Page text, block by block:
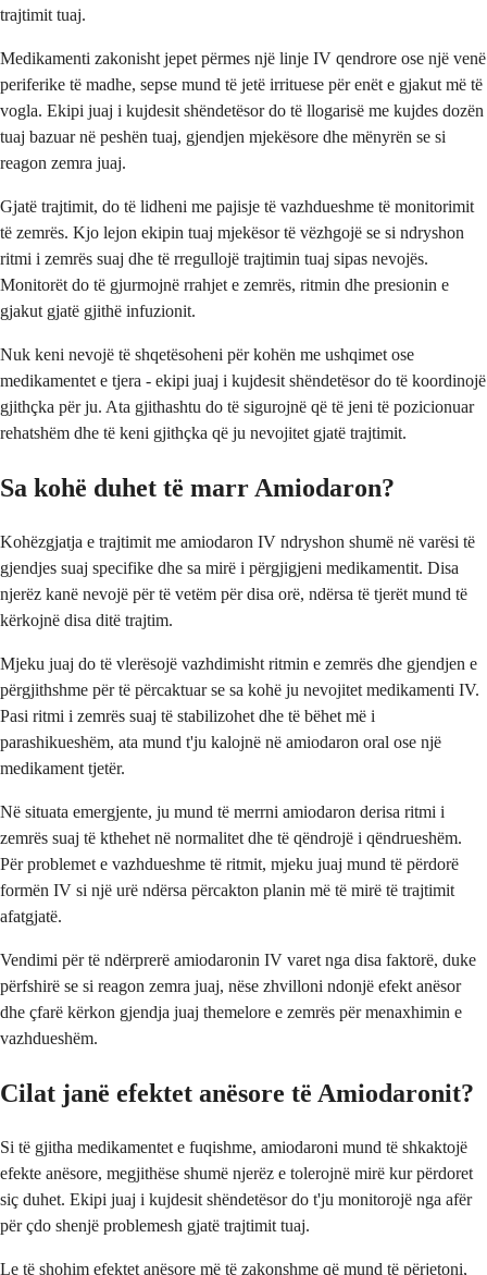
trajtimit tuaj.
Medikamenti zakonisht jepet përmes një linje IV qendrore ose një venë
periferike të madhe, sepse mund të jetë irrituese për enët e gjakut më të
vogla. Ekipi juaj i kujdesit shëndetësor do të llogarisë me kujdes dozën
tuaj bazuar në peshën tuaj, gjendjen mjekësore dhe mënyrën se si
reagon zemra juaj.
Gjatë trajtimit, do të lidheni me pajisje të vazhdueshme të monitorimit
të zemrës. Kjo lejon ekipin tuaj mjekësor të vëzhgojë se si ndryshon
ritmi i zemrës suaj dhe të rregullojë trajtimin tuaj sipas nevojës.
Monitorët do të gjurmojnë rrahjet e zemrës, ritmin dhe presionin e
gjakut gjatë gjithë infuzionit.
Nuk keni nevojë të shqetësoheni për kohën me ushqimet ose
medikamentet e tjera - ekipi juaj i kujdesit shëndetësor do të koordinojë
gjithçka për ju. Ata gjithashtu do të sigurojnë që të jeni të pozicionuar
rehatshëm dhe të keni gjithçka që ju nevojitet gjatë trajtimit.
Sa kohë duhet të marr Amiodaron?
Kohëzgjatja e trajtimit me amiodaron IV ndryshon shumë në varësi të
gjendjes suaj specifike dhe sa mirë i përgjigjeni medikamentit. Disa
njerëz kanë nevojë për të vetëm për disa orë, ndërsa të tjerët mund të
kërkojnë disa ditë trajtim.
Mjeku juaj do të vlerësojë vazhdimisht ritmin e zemrës dhe gjendjen e
përgjithshme për të përcaktuar se sa kohë ju nevojitet medikamenti IV.
Pasi ritmi i zemrës suaj të stabilizohet dhe të bëhet më i
parashikueshëm, ata mund t'ju kalojnë në amiodaron oral ose një
medikament tjetër.
Në situata emergjente, ju mund të merrni amiodaron derisa ritmi i
zemrës suaj të kthehet në normalitet dhe të qëndrojë i qëndrueshëm.
Për problemet e vazhdueshme të ritmit, mjeku juaj mund të përdorë
formën IV si një urë ndërsa përcakton planin më të mirë të trajtimit
afatgjatë.
Vendimi për të ndërprerë amiodaronin IV varet nga disa faktorë, duke
përfshirë se si reagon zemra juaj, nëse zhvilloni ndonjë efekt anësor
dhe çfarë kërkon gjendja juaj themelore e zemrës për menaxhimin e
vazhdueshëm.
Cilat janë efektet anësore të Amiodaronit?
Si të gjitha medikamentet e fuqishme, amiodaroni mund të shkaktojë
efekte anësore, megjithëse shumë njerëz e tolerojnë mirë kur përdoret
siç duhet. Ekipi juaj i kujdesit shëndetësor do t'ju monitorojë nga afër
për çdo shenjë problemesh gjatë trajtimit tuaj.
Le të shohim efektet anësore më të zakonshme që mund të përjetoni,